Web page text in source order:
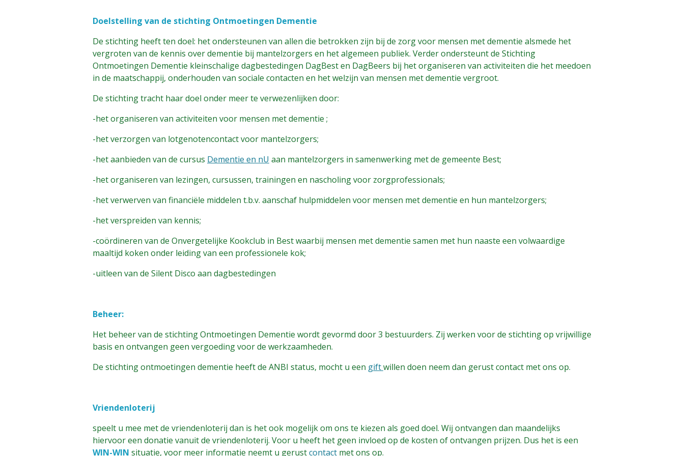
Doelstelling van de stichting Ontmoetingen Dementie
De stichting heeft ten doel: het ondersteunen van allen die betrokken zijn bij de zorg voor mensen met dementie alsmede het
vergroten van de kennis over dementie bij mantelzorgers en het algemeen publiek. Verder ondersteunt de Stichting
Ontmoetingen Dementie kleinschalige dagbestedingen DagBest en DagBeers bij het organiseren van activiteiten die het meedoen
in de maatschappij, onderhouden van sociale contacten en het welzijn van mensen met dementie vergroot.
De stichting tracht haar doel onder meer te verwezenlijken door:
-het organiseren van activiteiten voor mensen met dementie ;
-het verzorgen van lotgenotencontact voor mantelzorgers;
-het aanbieden van de cursus Dementie en nU aan mantelzorgers in samenwerking met de gemeente Best;
-het organiseren van lezingen, cursussen, trainingen en nascholing voor zorgprofessionals;
-het verwerven van financiële middelen t.b.v. aanschaf hulpmiddelen voor mensen met dementie en hun mantelzorgers;
-het verspreiden van kennis;
-coördineren van de Onvergetelijke Kookclub in Best waarbij mensen met dementie samen met hun naaste een volwaardige
maaltijd koken onder leiding van een professionele kok;
-uitleen van de Silent Disco aan dagbestedingen
Beheer:
Het beheer van de stichting Ontmoetingen Dementie wordt gevormd door 3 bestuurders. Zij werken voor de stichting op vrijwillige
basis en ontvangen geen vergoeding voor de werkzaamheden.
De stichting ontmoetingen dementie heeft de ANBI status, mocht u een giftwillen doen neem dan gerust contact met ons op.
Vriendenloterij
speelt u mee met de vriendenloterij dan is het ook mogelijk om ons te kiezen als goed doel. Wij ontvangen dan maandelijks
hiervoor een donatie vanuit de vriendenloterij. Voor u heeft het geen invloed op de kosten of ontvangen prijzen. Dus het is een
WIN-WIN situatie, voor meer informatie neemt u gerustcontact met ons op.